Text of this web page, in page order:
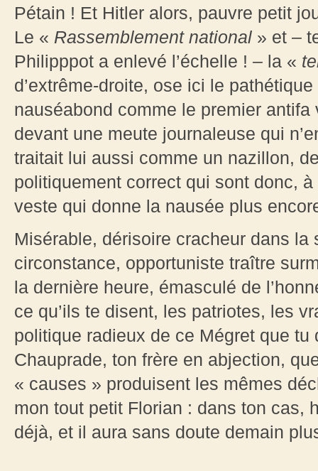
Pétain ! Et Hitler alors, pauvre petit
Le « Rassemblement national » et –
Philipppot a enlevé l’échelle ! – la «
d’extrême-droite, ose ici le
nauséabond comme le premier
devant une meute journaleuse qui
traitait lui aussi comme un nazillon,
politiquement correct qui sont donc,
veste qui donne la nausée plus
Misérable, dérisoire cracheur dans la
circonstance, opportuniste traître
la dernière heure, émasculé de
ce qu’ils te disent, les patriotes, les
politique radieux de ce Mégret que
Chauprade, ton frère en abjection,
« causes » produisent les mêmes
mon tout petit Florian : dans ton cas,
déjà, et il aura sans doute demain